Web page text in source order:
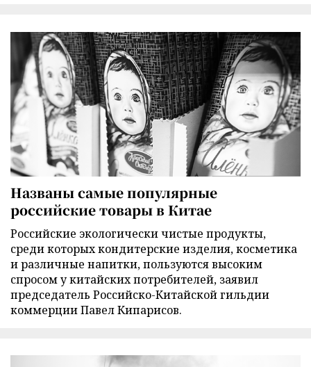
Названы самые популярные
российские товары в Китае
Российские экологически чистые продукты,
среди которых кондитерские изделия, косметика
и различные напитки, пользуются высоким
спросом у китайских потребителей, заявил
председатель Российско-Китайской гильдии
коммерции Павел Кипарисов.